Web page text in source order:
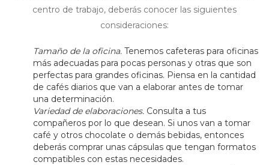
centro de trabajo, deberás conocer las siguientes
consideraciones:
Tamaño de la oficina. Tenemos cafeteras para oficinas
más adecuadas para pocas personas y otras que son
perfectas para grandes oficinas. Piensa en la cantidad
de cafés diarios que van a elaborar antes de tomar
una determinación.
Variedad de elaboraciones. Consulta a tus
compañeros por lo que desean. Si unos van a tomar
café y otros chocolate o demás bebidas, entonces
deberás comprar unas cápsulas que tengan formatos
compatibles con estas necesidades.